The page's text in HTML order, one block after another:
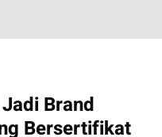
Brand
Bersertifikat